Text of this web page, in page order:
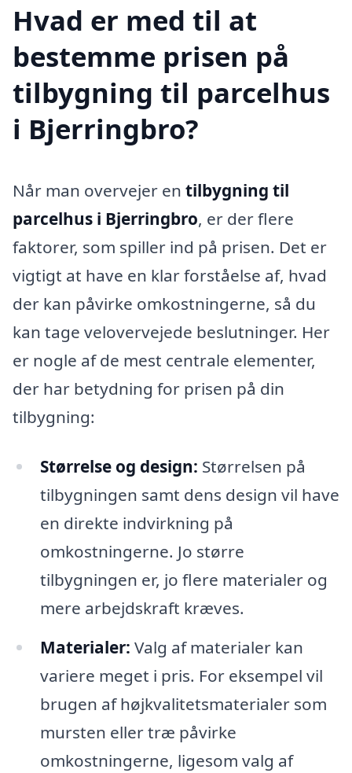
Hvad er med til at
bestemme prisen på
tilbygning til parcelhus
i Bjerringbro?
Når man overvejer en tilbygning til
parcelhus i Bjerringbro, er der flere
faktorer, som spiller ind på prisen. Det er
vigtigt at have en klar forståelse af, hvad
der kan påvirke omkostningerne, så du
kan tage velovervejede beslutninger. Her
er nogle af de mest centrale elementer,
der har betydning for prisen på din
tilbygning:
Størrelse og design: Størrelsen på
tilbygningen samt dens design vil have
en direkte indvirkning på
omkostningerne. Jo større
tilbygningen er, jo flere materialer og
mere arbejdskraft kræves.
Materialer: Valg af materialer kan
variere meget i pris. For eksempel vil
brugen af højkvalitetsmaterialer som
mursten eller træ påvirke
omkostningerne, ligesom valg af